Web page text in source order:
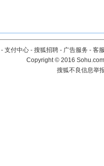
- 支付中心 - 搜狐招聘 - 广告服务 - 客
Copyright©2016
搜狐不良信息举